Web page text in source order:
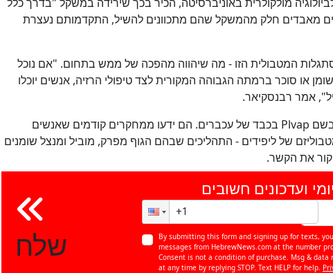
מאבדים חלק מהמשקל שהם מתכוונים להשיל, התקדמותם נעצרת
המטבולית הזו - מה שיהווה מהפכה של ממש בתחום. "אם נוכל
או סוכר ברמתה הגבוהה המקורית לצד טיפולי הרזיה, אנשים יוכלו
אמר רבנסקיאר.
רבנסקיאר וצוותו חקרו את תפקידו של גן בשם Plvap בכבד של עכברים. הם ידעו ממחקרים קודמים שאנשים
של ליפידים - התהליכים שבהם הגוף מפרק, מוביל ומנצל שומנים
את הקשר.
שלח
ועדכונים חשובים
By submitting this form and signing up for texts,
messages from HebrewNews.com at the number
Consent is not a condition of purchase. Msg &
at any time by replying STOP. Text HELP for help.
100 %כן